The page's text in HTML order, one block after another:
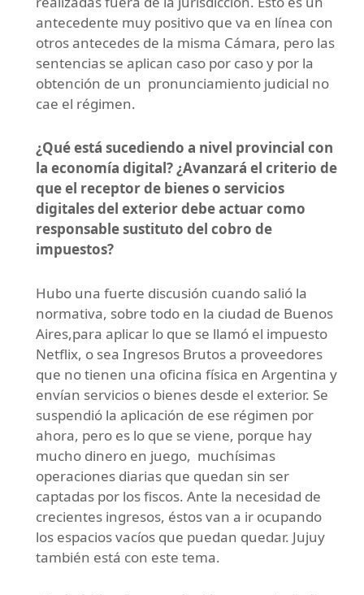
antecedente muy positivo que va en línea con
otros antecedes de la misma Cámara, pero las
sentencias se aplican caso por caso y por la
obtención de un pronunciamiento judicial no
cae el régimen.
¿Qué está sucediendo a nivel provincial con
la economía digital? ¿Avanzará el criterio de
que el receptor de bienes o servicios
digitales del exterior debe actuar como
responsable sustituto del cobro de
impuestos?
Hubo una fuerte discusión cuando salió la
normativa, sobre todo en la ciudad de Buenos
Aires,para aplicar lo que se llamó el impuesto
Netflix, o sea Ingresos Brutos a proveedores
que no tienen una oficina física en Argentina y
envían servicios o bienes desde el exterior. Se
suspendió la aplicación de ese régimen por
ahora, pero es lo que se viene, porque hay
mucho dinero en juego, muchísimas
operaciones diarias que quedan sin ser
captadas por los fiscos. Ante la necesidad de
crecientes ingresos, éstos van a ir ocupando
los espacios vacíos que puedan quedar. Jujuy
también está con este tema.